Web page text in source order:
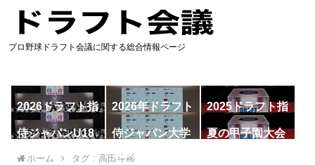
プロ野球ドラフト会議に関する総合情報ページ
2026ドラフト指
名予想
2026年ドラフト
候補
2025ドラフト指
名一覧
侍ジャパンU18
代表
侍ジャパン大学
代表
夏の甲子園大会
ホーム タグ : 高田斗稀